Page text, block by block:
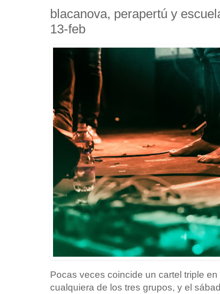
blacanova, perapertú y
13-feb
Pocas veces coincide un cartel triple
cualquiera de los tres grupos, y el